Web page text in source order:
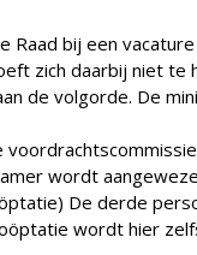
bij een
zich daarbij niet
de volgorde. De
wordt
De derde
wordt hier